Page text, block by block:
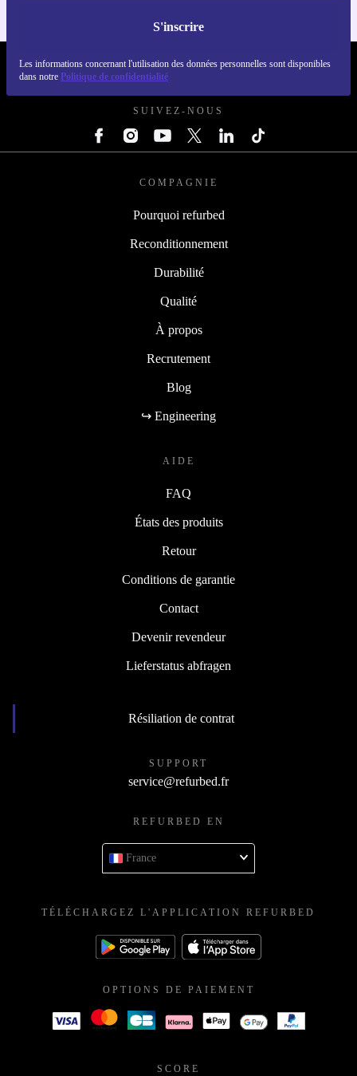
S'inscrire
Les informations concernant l'utilisation des données personnelles sont disponibles
dans notre Politique de confidentialité
REFURBED FRANCE - RETHINK NEW.
SUIVEZ-NOUS
COMPAGNIE
Pourquoi refurbed
Reconditionnement
Durabilité
Qualité
À propos
Recrutement
Blog
↪ Engineering
AIDE
FAQ
États des produits
Retour
Conditions de garantie
Contact
Devenir revendeur
Lieferstatus abfragen
Résiliation de contrat
SUPPORT
service@refurbed.fr
REFURBED EN
France
TÉLÉCHARGEZ L'APPLICATION REFURBED
OPTIONS DE PAIEMENT
SCORE